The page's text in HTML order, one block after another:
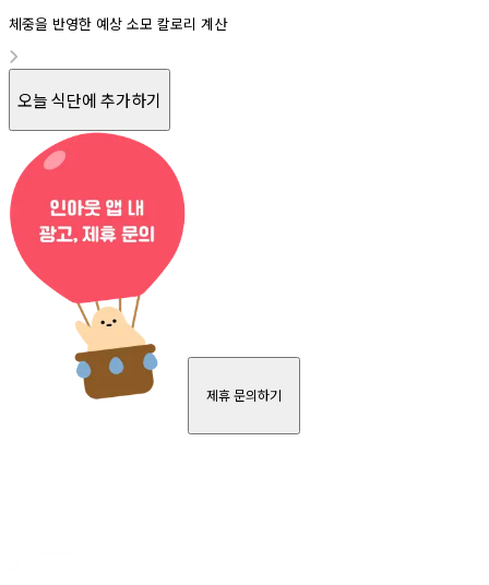
체중을 반영한 예상 소모 칼로리 계산
오늘 식단에 추가하기
제휴 문의하기